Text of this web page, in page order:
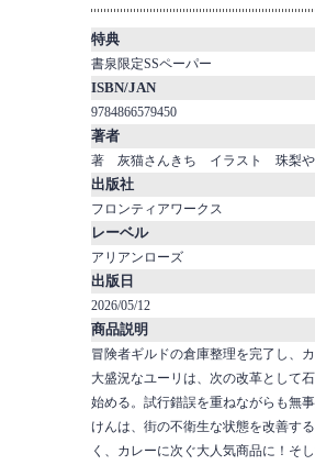
特典
書泉限定SSペーパー
ISBN/JAN
9784866579450
著者
著 灰猫さんきち イラスト 珠梨や
出版社
フロンティアワークス
レーベル
アリアンローズ
出版日
2026/05/12
商品説明
冒険者ギルドの倉庫整理を完了し、
大盛況なユーリは、次の改革として
始める。試行錯誤を重ねながらも無
けんは、街の不衛生な状態を改善す
く、カレーに次ぐ大人気商品に！そ